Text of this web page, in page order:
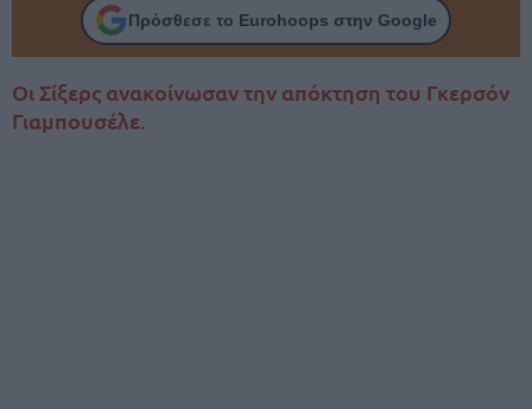
Πρόσθεσε το Eurohoops στην Google
Οι Σίξερς ανακοίνωσαν την απόκτηση του Γκερσόν
Γιαμπουσέλε.